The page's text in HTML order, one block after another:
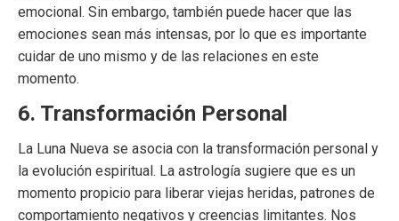
emocional. Sin embargo, también puede hacer que las
emociones sean más intensas, por lo que es importante
cuidar de uno mismo y de las relaciones en este
momento.
6. Transformación Personal
La Luna Nueva se asocia con la transformación personal y
la evolución espiritual. La astrología sugiere que es un
momento propicio para liberar viejas heridas, patrones de
comportamiento negativos y creencias limitantes. Nos